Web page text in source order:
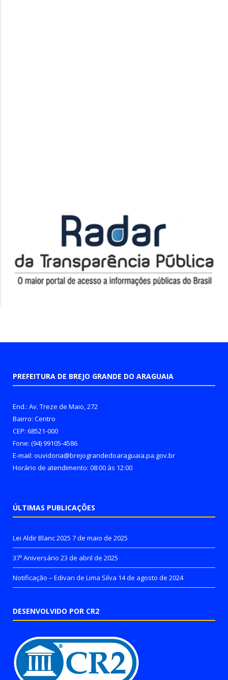
PREFEITURA DE BREJO GRANDE DO ARAGUAIA
End.: Av. Treze de Maio, 272
Bairro: Centro
CEP: 68521-000
Fone: (94) 99105-4586
E-mail: ouvidoria@brejograndedoaraguaia.pa.gov.br
Horário de atendimento: 08:00 às 12:00
ÚLTIMAS PUBLICAÇÕES
Lei Aldir Blanc 2025 7 de maio de 2025
37º Aniversário 23 de abril de 2025
Notificação – Edivan de Lima Silva 14 de agosto de 2024
DESENVOLVIDO POR CR2